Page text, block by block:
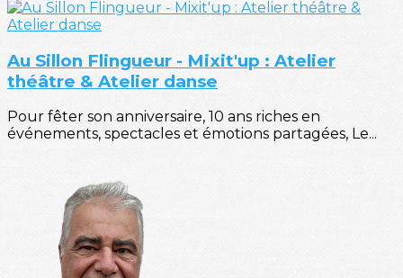
Au Sillon Flingueur - Mixit'up : Atelier
théâtre & Atelier danse
Pour fêter son anniversaire, 10 ans riches en
événements, spectacles et émotions partagées, Le...